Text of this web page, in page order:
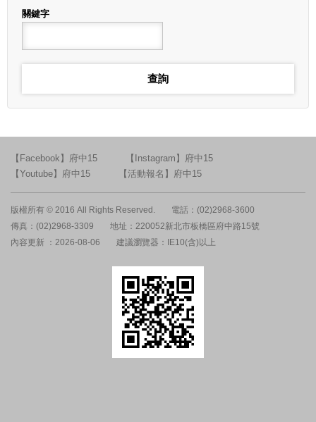
結束日期
關鍵字
【Facebook】府中15
【Instagram】府中15
【Youtube】府中15
【活動報名】府中15
版權所有 © 2016 All Rights Reserved.
電話：(02)2968-3600
傳真：(02)2968-3309
地址：220052新北市板橋區府中路15號
內容更新 ：2026-08-06
建議瀏覽器：IE10(含)以上